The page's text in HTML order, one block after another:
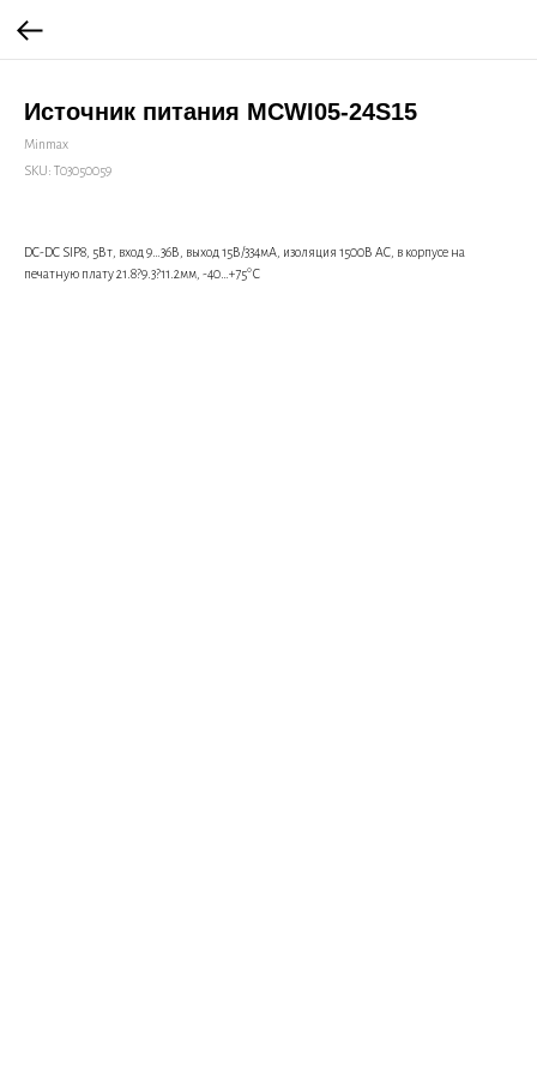
Источник питания MCWI05-24S15
Minmax
SKU: Т03050059
DC-DC SIP8, 5Вт, вход 9…36В, выход 15В/334мА, изоляция 1500В AC, в корпусе на
печатную плату 21.8?9.3?11.2мм, -40…+75°С